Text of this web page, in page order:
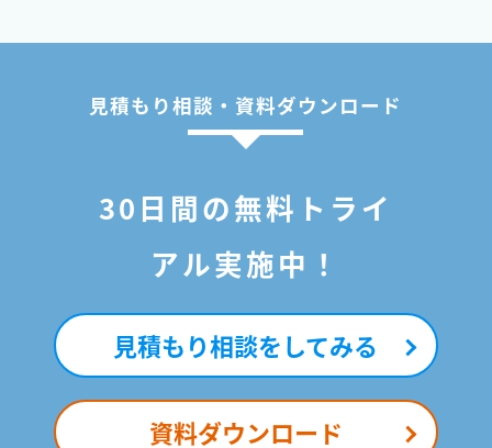
見積もり相談・資料ダウンロード
30日間の無料トライ
アル実施中！
見積もり相談をしてみる
資料ダウンロード